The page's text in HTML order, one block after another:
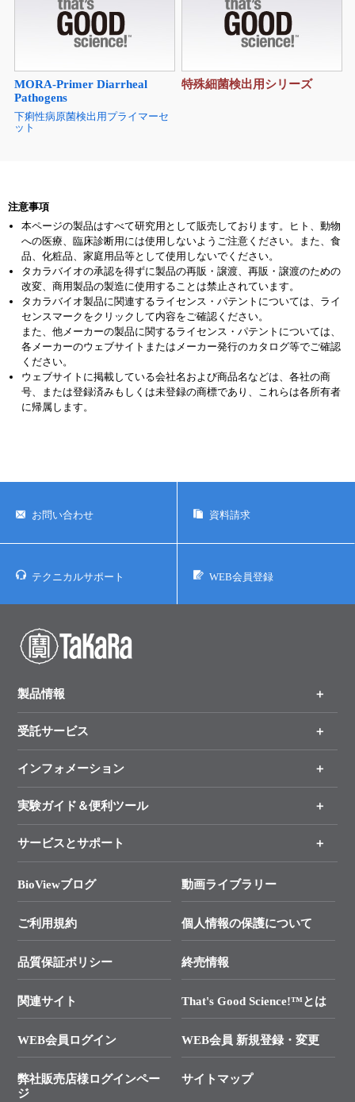
MORA-Primer Diarrheal
Pathogens
下痢性病原菌検出用プライマーセ
ット
特殊細菌検出用シリーズ
注意事項
本ページの製品はすべて研究用として販売しております。ヒト、動物
への医療、臨床診断用には使用しないようご注意ください。また、食
品、化粧品、家庭用品等として使用しないでください。
タカラバイオの承認を得ずに製品の再販・譲渡、再販・譲渡のための
改変、商用製品の製造に使用することは禁止されています。
タカラバイオ製品に関連するライセンス・パテントについては、ライ
センスマークをクリックして内容をご確認ください。
また、他メーカーの製品に関するライセンス・パテントについては、
各メーカーのウェブサイトまたはメーカー発行のカタログ等でご確認
ください。
ウェブサイトに掲載している会社名および商品名などは、各社の商
号、または登録済みもしくは未登録の商標であり、これらは各所有者
に帰属します。
お問い合わせ 資料請求
テクニカルサポート WEB会員登録
製品情報
製品一覧
手法から製品を探す
新製品情報
受託サービス
オンライン注文
インフォメーション
キャンペーン
タカラバイオ各種会員募集のお知らせ
終売製品のお知らせ
価格改定のご案内
技術セミナーのご案内
タカラバイオ発表文献
実験ガイド＆便利ツール
リアルタイムPCR実験のススメ
幹細胞・再生医療研究ガイド
クローニング実験ガイド
SMARTer NGSポータルサイト
プライマー設計
制限酵素切断サイトの検索
ユーザーズボイス集
サービスとサポート
総合お問い合わせ
├ 実験コンシェルジュ
├ 受託サービスお問い合わせ
資料請求 機器関連
BioViewブログ 動画ライブラリー
ご利用規約 個人情報の保護について
品質保証ポリシー 終売情報
関連サイト That's Good Science!™とは
WEB会員ログイン WEB会員 新規登録・変更
弊社販売店様ログインペー
ジ
サイトマップ